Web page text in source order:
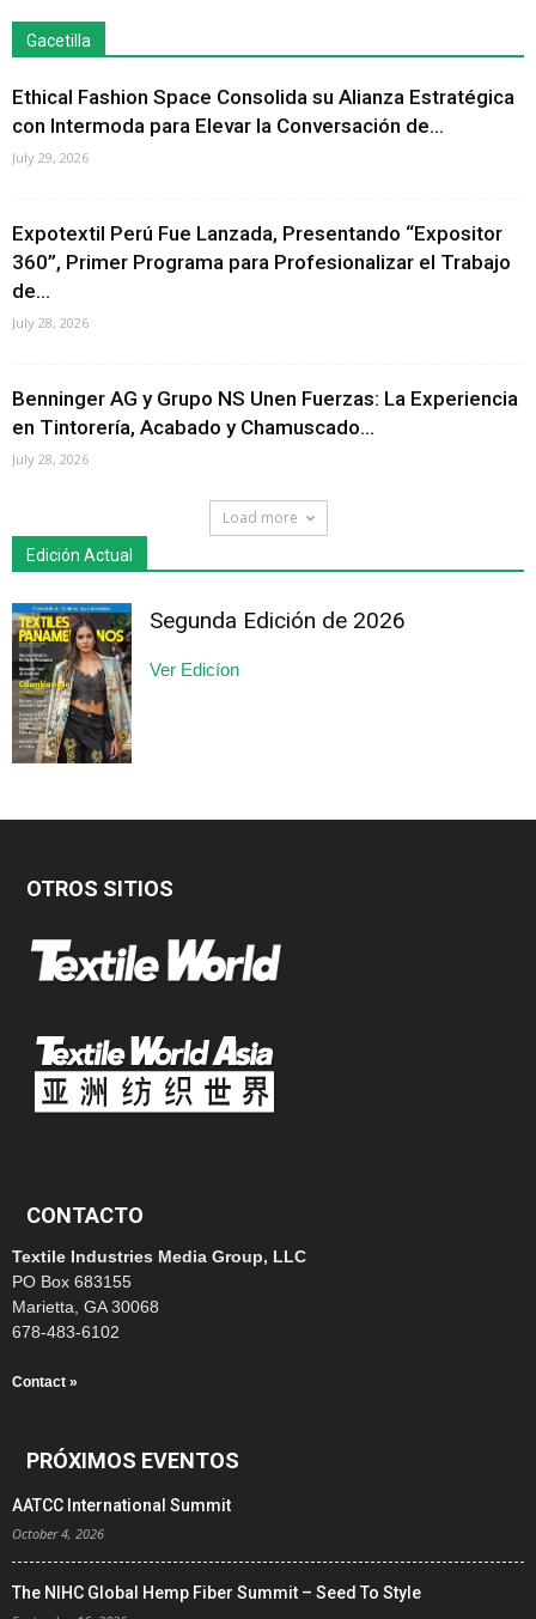
Gacetilla
Ethical Fashion Space Consolida su Alianza Estratégica
con Intermoda para Elevar la Conversación de...
July 29, 2026
Expotextil Perú Fue Lanzada, Presentando “Expositor
360”, Primer Programa para Profesionalizar el Trabajo
de...
July 28, 2026
Benninger AG y Grupo NS Unen Fuerzas: La Experiencia
en Tintorería, Acabado y Chamuscado...
July 28, 2026
Load more
Edición Actual
Segunda Edición de 2026
Ver Edicíon
OTROS SITIOS
CONTACTO
Textile Industries Media Group, LLC
PO Box 683155
Marietta, GA 30068
678-483-6102
Contact »
PRÓXIMOS EVENTOS
AATCC International Summit
October 4, 2026
The NIHC Global Hemp Fiber Summit – Seed To Style